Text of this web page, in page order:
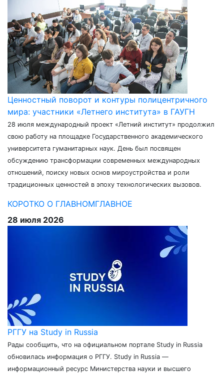
Ценностный поворот и контуры полицентричного
мира: участники «Летнего института» в ГАУГН
28 июля международный проект «Летний институт» продолжил
свою работу на площадке Государственного академического
университета гуманитарных наук. День был посвящен
обсуждению трансформации современных международных
отношений, поиску новых основ мироустройства и роли
традиционных ценностей в эпоху технологических вызовов.
КОРОТКО О ГЛАВНОМГЛАВНОЕ
28 июля 2026
РГГУ на Study in Russia
Рады сообщить, что на официальном портале Study in Russia
обновилась информация о РГГУ. Study in Russia —
информационный ресурс Министерства науки и высшего